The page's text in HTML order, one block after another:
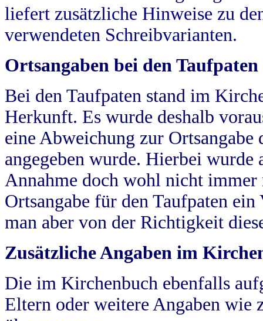
liefert zusätzliche Hinweise zu
verwendeten Schreibvarianten.
Ortsangaben bei den Taufpaten
Bei den Taufpaten stand im
Herkunft. Es wurde deshalb
eine Abweichung zur
angegeben wurde. Hierbei wurde
Annahme doch wohl nicht
Ortsangabe für den Taufpaten
man aber von der Richtigkeit
Zusätzliche Angaben im
Die im Kirchenbuch ebenfalls
Eltern oder weitere Angaben wie